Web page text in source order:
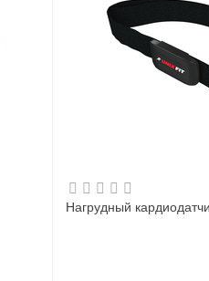
Нагрудный